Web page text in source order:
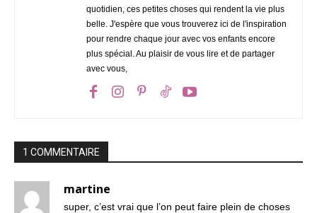
quotidien, ces petites choses qui rendent la vie plus
belle. J'espère que vous trouverez ici de l'inspiration
pour rendre chaque jour avec vos enfants encore
plus spécial. Au plaisir de vous lire et de partager
avec vous,
1 COMMENTAIRE
martine
super, c’est vrai que l’on peut faire plein de choses